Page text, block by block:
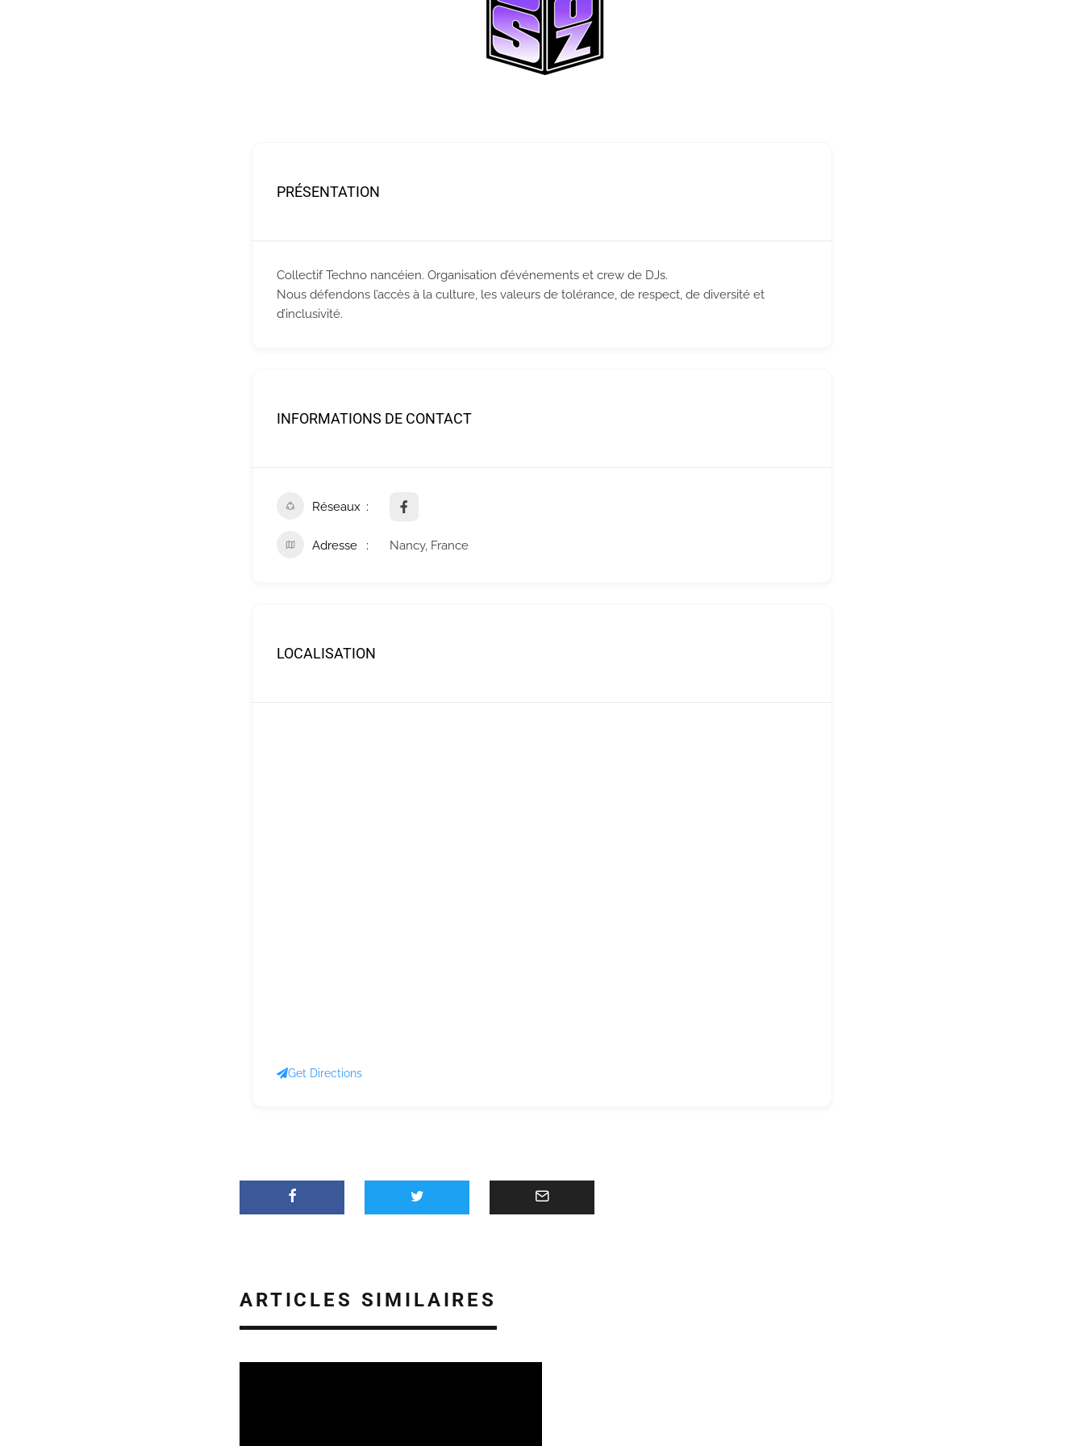
PRÉSENTATION
Collectif Techno nancéien. Organisation d’événements et crew de DJs.
Nous défendons l’accès à la culture, les valeurs de tolérance, de respect, de diversité et
d’inclusivité.
INFORMATIONS DE CONTACT
Réseaux
Adresse Nancy, France
LOCALISATION
Get Directions
ARTICLES SIMILAIRES